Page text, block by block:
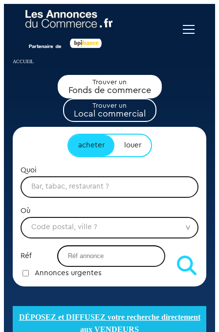
ACCUEIL
Trouver un
Fonds de commerce
Trouver un
Local commercial
acheter louer
Quoi
Où
Réf
Annonces urgentes
DÉPOSEZ et DIFFUSEZ votre recherche directement
aux VENDEURS
Panneau de gestion des cookies